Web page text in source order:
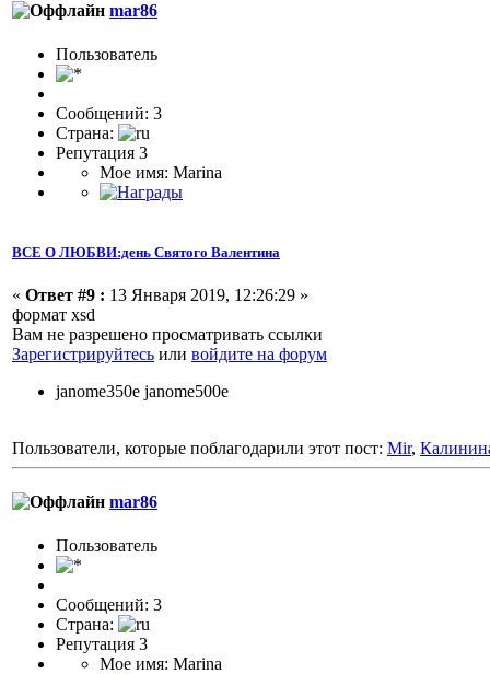
mar86
Пользователь
Сообщений: 3
Страна:
Репутация 3
Мое имя: Marina
ВСЕ О ЛЮБВИ:день Святого Валентина
« Ответ #9 : 13 Января 2019, 12:26:29 »
формат xsd
Вам не разрешено просматривать ссылки
Зарегистрируйтесь или войдите на форум
janome350e janome500e
Пользователи, которые поблагодарили этот пост: Mir,
mar86
Пользователь
Сообщений: 3
Страна:
Репутация 3
Мое имя: Marina